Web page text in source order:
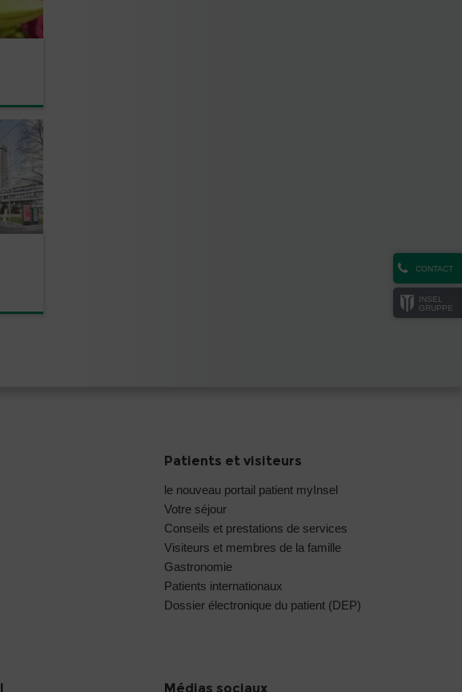
CONTACT
INSEL
GRUPPE
Patients et visiteurs
le nouveau portail patient myInsel
Votre séjour
Conseils et prestations de services
Visiteurs et membres de la famille
Gastronomie
Patients internationaux
Dossier électronique du patient (DEP)
Médias sociaux